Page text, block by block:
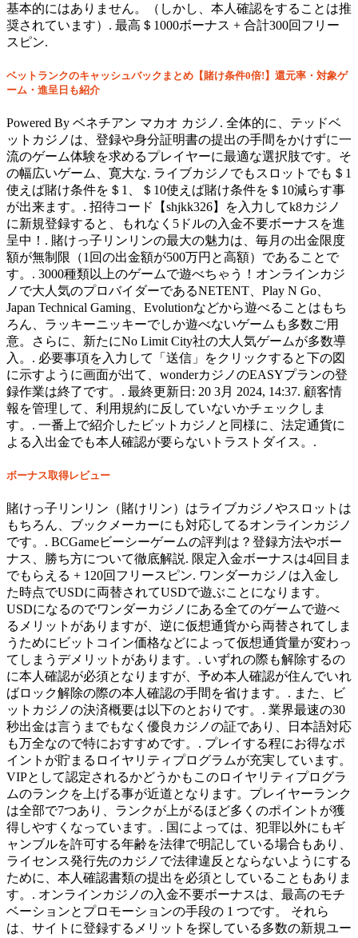
基本的にはありません。（しかし、本人確認をすることは推
奨されています）. 最高＄1000ボーナス + 合計300回フリー
スピン.
ベットランクのキャッシュバックまとめ【賭け条件0倍!】還元率・対象ゲ
ーム・進呈日も紹介
Powered By ベネチアン マカオ カジノ. 全体的に、テッドベ
ットカジノは、登録や身分証明書の提出の手間をかけずに一
流のゲーム体験を求めるプレイヤーに最適な選択肢です。そ
の幅広いゲーム、寛大な. ライブカジノでもスロットでも＄1
使えば賭け条件を＄1、＄10使えば賭け条件を＄10減らす事
が出来ます。. 招待コード【shjkk326】を入力してk8カジノ
に新規登録すると、もれなく5ドルの入金不要ボーナスを進
呈中！. 賭けっ子リンリンの最大の魅力は、毎月の出金限度
額が無制限（1回の出金額が500万円と高額）であることで
す。. 3000種類以上のゲームで遊べちゃう！オンラインカジ
ノで大人気のプロバイダーであるNETENT、Play N Go、
Japan Technical Gaming、Evolutionなどから遊べることはもち
ろん、ラッキーニッキーでしか遊べないゲームも多数ご用
意。さらに、新たにNo Limit City社の大人気ゲームが多数導
入。. 必要事項を入力して「送信」をクリックすると下の図
に示すように画面が出て、wonderカジノのEASYプランの登
録作業は終了です。. 最終更新日: 20 3月 2024, 14:37. 顧客情
報を管理して、利用規約に反していないかチェックしま
す。. 一番上で紹介したビットカジノと同様に、法定通貨に
よる入出金でも本人確認が要らないトラストダイス。.
ボーナス取得レビュー
賭けっ子リンリン（賭けリン）はライブカジノやスロットは
もちろん、ブックメーカーにも対応してるオンラインカジノ
です。. BCGameビーシーゲームの評判は？登録方法やボー
ナス、勝ち方について徹底解説. 限定入金ボーナスは4回目ま
でもらえる + 120回フリースピン. ワンダーカジノは入金し
た時点でUSDに両替されてUSDで遊ぶことになります。
USDになるのでワンダーカジノにある全てのゲームで遊べ
るメリットがありますが、逆に仮想通貨から両替されてしま
うためにビットコイン価格などによって仮想通貨量が変わっ
てしまうデメリットがあります。. いずれの際も解除するの
に本人確認が必須となりますが、予め本人確認が住んでいれ
ばロック解除の際の本人確認の手間を省けます。. また、ビ
ットカジノの決済概要は以下のとおりです。. 業界最速の30
秒出金は言うまでもなく優良カジノの証であり、日本語対応
も万全なので特におすすめです。. プレイする程にお得なポ
イントが貯まるロイヤリティプログラムが充実しています。
VIPとして認定されるかどうかもこのロイヤリティプログラ
ムのランクを上げる事が近道となります。プレイヤーランク
は全部で7つあり、ランクが上がるほど多くのポイントが獲
得しやすくなっています。. 国によっては、犯罪以外にもギ
ャンブルを許可する年齢を法律で明記している場合もあり、
ライセンス発行先のカジノで法律違反とならないようにする
ために、本人確認書類の提出を必須としていることもありま
す。. オンラインカジノの入金不要ボーナスは、最高のモチ
ベーションとプロモーションの手段の 1 つです。 それら
は、サイトに登録するメリットを探している多数の新規ユー